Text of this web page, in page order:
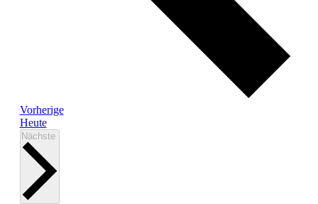
VorherigeVeranstaltungen
Heute
Nächste